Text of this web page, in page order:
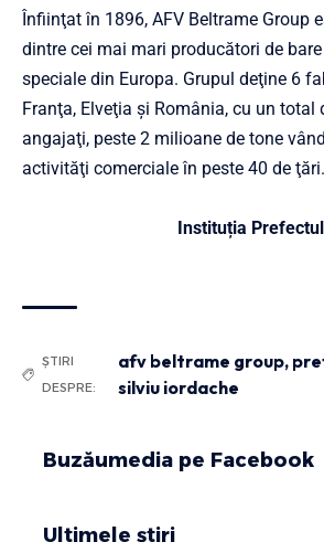
Înfiinţat în 1896, AFV Beltrame Group
dintre cei mai mari producători de
speciale din Europa. Grupul deţine 6
Franţa, Elveţia şi România, cu un total
angajaţi, peste 2 milioane de tone
activităţi comerciale în peste 40 de ţări.
Instituția
ȘTIRI
DESPRE:
afv beltrame group,
silviu iordache
Buzăumedia pe Facebook
Ultimele știri